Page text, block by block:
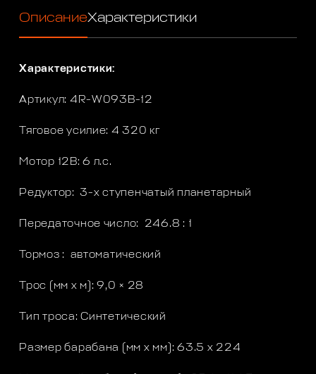
ОписаниеХарактеристики
Характеристики:
Артикул: 4R-W093B-12
Тяговое усилие: 4 320 кг
Мотор 12В: 6 л.с.
Редуктор: 3-х ступенчатый планетарный
Передаточное число: 246.8 : 1
Тормоз : автоматический
Трос (мм x м): 9,0 × 28
Тип троса: Синтетический
Размер барабана (мм x мм): 63.5 x 224